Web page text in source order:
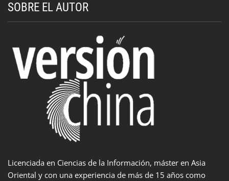
SOBRE EL AUTOR
Licenciada en Ciencias de la Información, máster en Asia
Oriental y con una experiencia de más de 15 años como